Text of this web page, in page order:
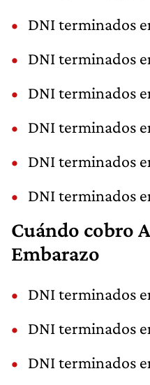
DNI terminados
DNI terminados
DNI terminados
DNI terminados
DNI terminados
DNI terminados
Cuándo cobro
Embarazo
DNI terminados
DNI terminados
DNI terminados